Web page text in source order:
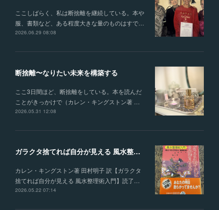
ここしばらく、私は断捨離を継続している。本や
服、書類など、ある程度大きな量のものはすで…
2026.06.29 08:08
断捨離〜なりたい未来を構築する
ここ3日間ほど、断捨離をしている。本を読んだ
ことがきっかけで（カレン・キングストン著 …
2026.05.31 12:08
ガラクタ捨てれば自分が見える 風水整理術入門
カレン・キングストン著 田村明子 訳【ガラクタ
捨てれば自分が見える 風水整理術入門】読了…
2026.05.22 07:14